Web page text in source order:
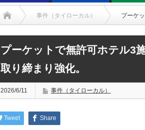
ース
事件（タイローカル） プーケ
プーケットで無許可ホテル3
取り締まり強化。
2026/6/11 事件（タイローカル）
Tweet Share